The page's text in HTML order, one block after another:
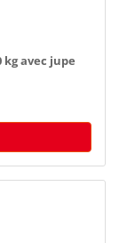
avec jupe